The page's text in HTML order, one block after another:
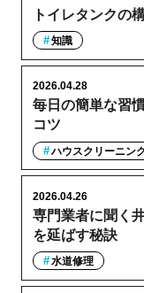
トイレタンクの
知識
毎日の簡単な習
コツ
2026.04.28
ハウスクリーニン
専門業者に聞く
を延ばす秘訣
2026.04.26
水道修理